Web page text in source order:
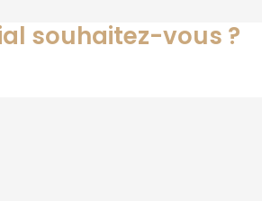
souhaitez-vous ?